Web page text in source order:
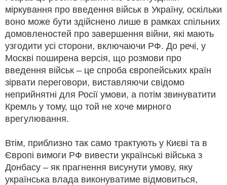
міркування про введення військ в Україну, оскільки
воно може бути здійснено лише в рамках спільних
домовленостей про завершення війни, які мають
узгодити усі сторони, включаючи РФ. До речі, у
Москві поширена версія, що розмови про
введення військ – це спроба європейських країн
зірвати переговори, виставляючи свідомо
неприйнятні для Росії умови, а потім звинуватити
Кремль у тому, що той не хоче мирного
врегулювання.
Втім, приблизно так само трактують у Києві та в
Європі вимоги РФ вивести українські війська з
Донбасу – як прагнення висунути умову, яку
українська влада виконуватиме відмовиться,